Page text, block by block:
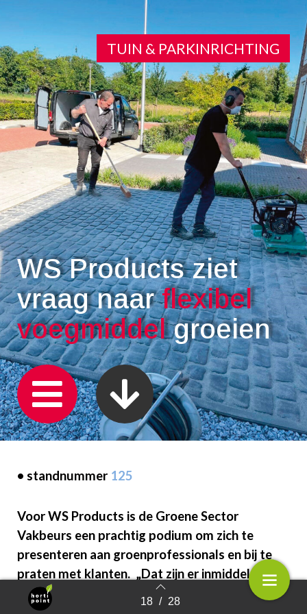
Terug naar overzicht 18 / 28
TUIN & PARKINRICHTING
WS Products ziet
vraag naarflexibel
voegmiddelgroeien
Voor WS Products is de Groene Sector
Vakbeurs een prachtig podium om zich te
presenteren aan groenprofessionals en bij te
praten met klanten. „Dat zijn er inmiddels heel
wat”, vertelt Frank van Leeuwen tien jaar na de
• standnummer 125